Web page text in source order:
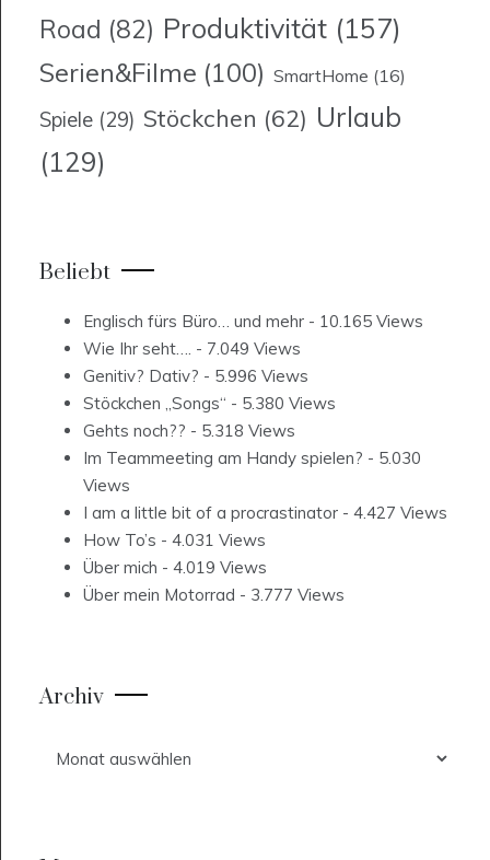
Road (82) Produktivität (157)
Serien&Filme (100) SmartHome (16)
Spiele (29) Stöckchen (62) Urlaub
(129)
Beliebt
Englisch fürs Büro… und mehr - 10.165 Views
Wie Ihr seht…. - 7.049 Views
Genitiv? Dativ? - 5.996 Views
Stöckchen „Songs“ - 5.380 Views
Gehts noch?? - 5.318 Views
Im Teammeeting am Handy spielen? - 5.030
Views
I am a little bit of a procrastinator - 4.427 Views
How To’s - 4.031 Views
Über mich - 4.019 Views
Über mein Motorrad - 3.777 Views
Archiv